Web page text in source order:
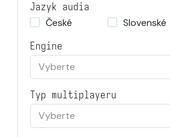
Jazyk audia
České
Slovenské
Engine
Vyberte
Typ multiplayeru
Vyberte